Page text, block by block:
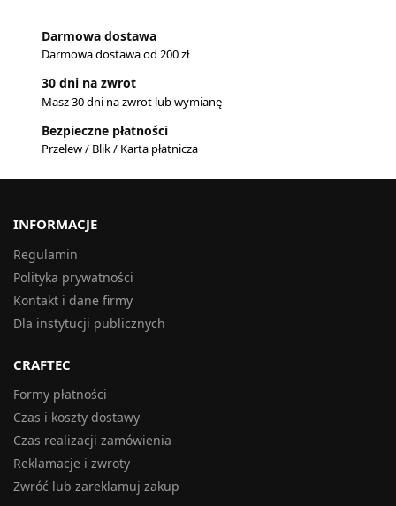
Darmowa dostawa
Darmowa dostawa od 200 zł
30 dni na zwrot
Masz 30 dni na zwrot lub wymianę
Bezpieczne płatności
Przelew / Blik / Karta płatnicza
INFORMACJE
Regulamin
Polityka prywatności
Kontakt i dane firmy
Dla instytucji publicznych
CRAFTEC
Formy płatności
Czas i koszty dostawy
Czas realizacji zamówienia
Reklamacje i zwroty
Zwróć lub zareklamuj zakup